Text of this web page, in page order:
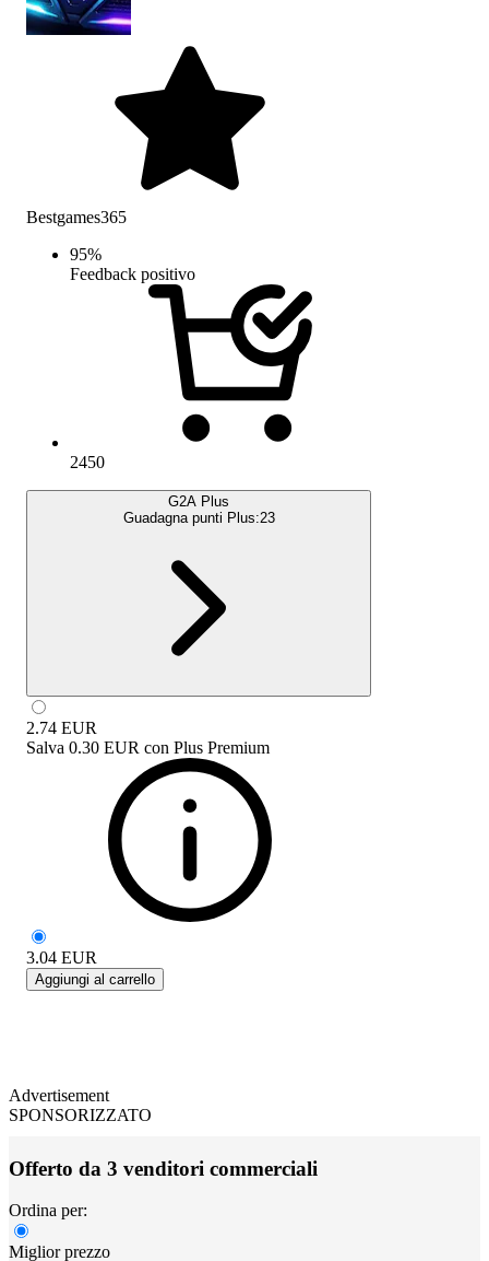
Bestgames365
95%
Feedback positivo
2450
G2A Plus
Guadagna punti Plus:23
2.74 EUR
Salva 0.30 EUR con Plus Premium
3.04 EUR
Aggiungi al carrello
Advertisement
SPONSORIZZATO
Offerto da 3 venditori commerciali
Ordina per:
Miglior prezzo